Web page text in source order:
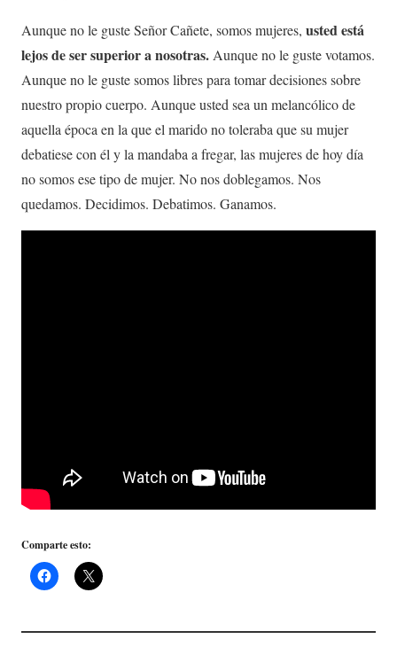
Aunque no le guste Señor Cañete, somos mujeres, usted está
lejos de ser superior a nosotras.Aunque no le guste votamos.
Aunque no le guste somos libres para tomar decisiones sobre
nuestro propio cuerpo. Aunque usted sea un melancólico de
aquella época en la que el marido no toleraba que su mujer
debatiese con él y la mandaba a fregar, las mujeres de hoy día
no somos ese tipo de mujer. No nos doblegamos. Nos
quedamos. Decidimos. Debatimos. Ganamos.
Comparte esto: